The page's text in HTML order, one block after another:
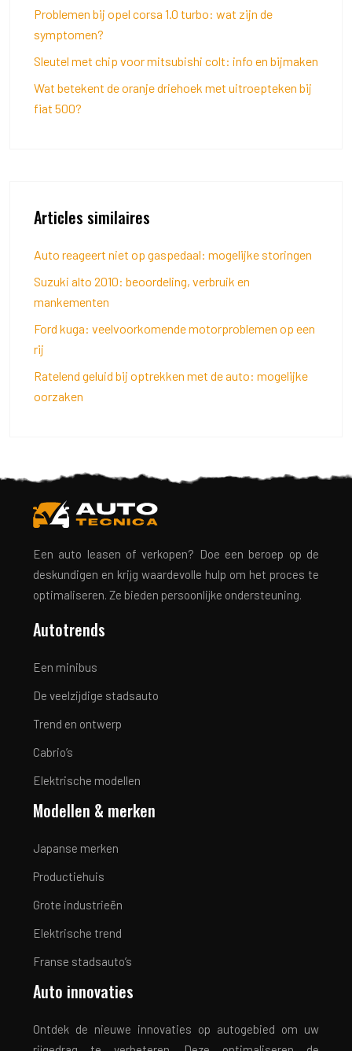
Problemen bij opel corsa 1.0 turbo: wat zijn de
symptomen?
Sleutel met chip voor mitsubishi colt: info en bijmaken
Wat betekent de oranje driehoek met uitroepteken bij
fiat 500?
Articles similaires
Auto reageert niet op gaspedaal: mogelijke storingen
Suzuki alto 2010: beoordeling, verbruik en
mankementen
Ford kuga: veelvoorkomende motorproblemen op een
rij
Ratelend geluid bij optrekken met de auto: mogelijke
oorzaken
Een auto leasen of verkopen? Doe een beroep op de
deskundigen en krijg waardevolle hulp om het proces te
optimaliseren. Ze bieden persoonlijke ondersteuning.
Autotrends
Een minibus
De veelzijdige stadsauto
Trend en ontwerp
Cabrio’s
Elektrische modellen
Modellen & merken
Japanse merken
Productiehuis
Grote industrieën
Elektrische trend
Franse stadsauto’s
Auto innovaties
Ontdek de nieuwe innovaties op autogebied om uw